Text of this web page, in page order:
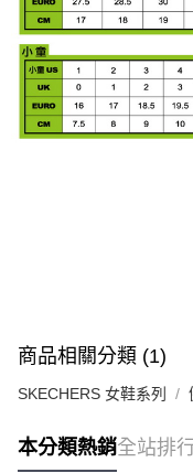
商品相關分類 (1)
SKECHERS 女鞋系列
本分類熱銷全站排